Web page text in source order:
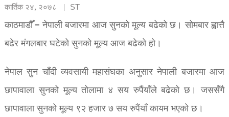
कार्तिक २४, २०७८ ST
काठमाडौँ – नेपाली बजारमा आज सुनको मूल्य बढेको छ। सोमबार ह्वात्तै
बढेर मंगलबार घटेको सुनको मूल्य आज बढेको हो।
नेपाल सुन चाँदी व्यवसायी महासंघका अनुसार नेपाली बजारमा आज
छापावाला सुनको मूल्य तोलामा ४ सय रुपैंयाँले बढेको छ। जससँगै
छापावाला सुनको मूल्य ९२ हजार ७ सय रुपैंयाँ कायम भएको छ।